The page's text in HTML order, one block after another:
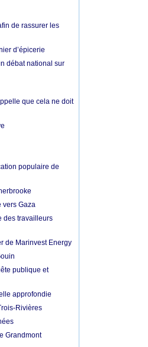
de rassurer les
d’épicerie
débat national sur
que cela ne doit
populaire de
vers Gaza
des travailleurs
de Marinvest Energy
publique et
approfondie
Rivières
Grandmont